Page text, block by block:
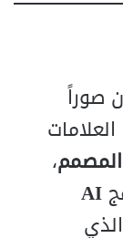
صوراً
،
AI